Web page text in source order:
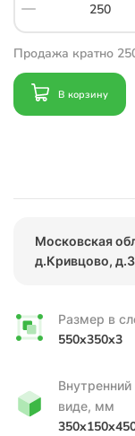
Продажа кратно
В корзину
Московская
д.Кривцово,
Размер в
550x350x3
виде, мм